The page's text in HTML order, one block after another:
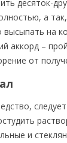
десяток-
а
на
аккорд –
от
и